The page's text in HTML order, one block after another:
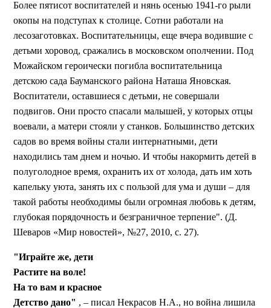
Более пятисот воспитателей и нянь осенью 1941-го рыли
окопы на подступах к столице. Сотни работали на
лесозаготовках. Воспитательницы, еще вчера водившие с
детьми хоровод, сражались в московском ополчении. Под
Можайском героически погибла воспитательница
детскою сада Бауманского района Наташа Яновская.
Воспитатели, оставшиеся с детьми, не совершали
подвигов. Они просто спасали малышей, у которых отцы
воевали, а матери стояли у станков. Большинство детских
садов во время войны стали интернатными, дети
находились там днем и ночью. И чтобы накормить детей в
полуголодное время, охранить их от холода, дать им хоть
капельку уюта, занять их с пользой для ума и души – для
такой работы необходимы были огромная любовь к детям,
глубокая порядочность и безграничное терпение". (Д.
Шеваров «Мир новостей», №27, 2010, с. 27).
"Играйте же, дети
Растите на воле!
На то вам и красное
Детство дано" , – писал Некрасов Н.А., но война лишила